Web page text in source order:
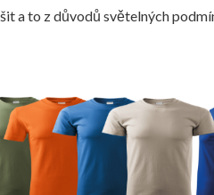
a to z důvodů světelných